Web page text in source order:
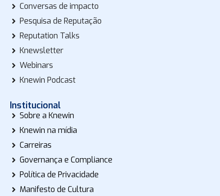
Conversas de impacto
Pesquisa de Reputação
Reputation Talks
Knewsletter
Webinars
Knewin Podcast
Institucional
Sobre a Knewin
Knewin na mídia
Carreiras
Governança e Compliance
Política de Privacidade
Manifesto de Cultura